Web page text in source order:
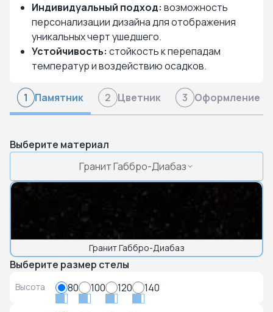
Индивидуальный подход: возможность
персонализации дизайна для отображения
уникальных черт ушедшего.
Устойчивость: стойкость к перепадам
температур и воздействию осадков.
1 Памятник 2 Цветник 3 Оформление
Выберите материал
Гранит Габбро-Диабаз
Гранит Габбро-Диабаз
Выберите размер стелы
Высота 80 100 120 140